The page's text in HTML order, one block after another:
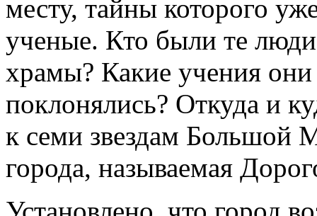
месту, тайны которого
ученые. Кто были те
храмы? Какие учения
поклонялись? Откуда и
к семи звездам Большой
города, называемая